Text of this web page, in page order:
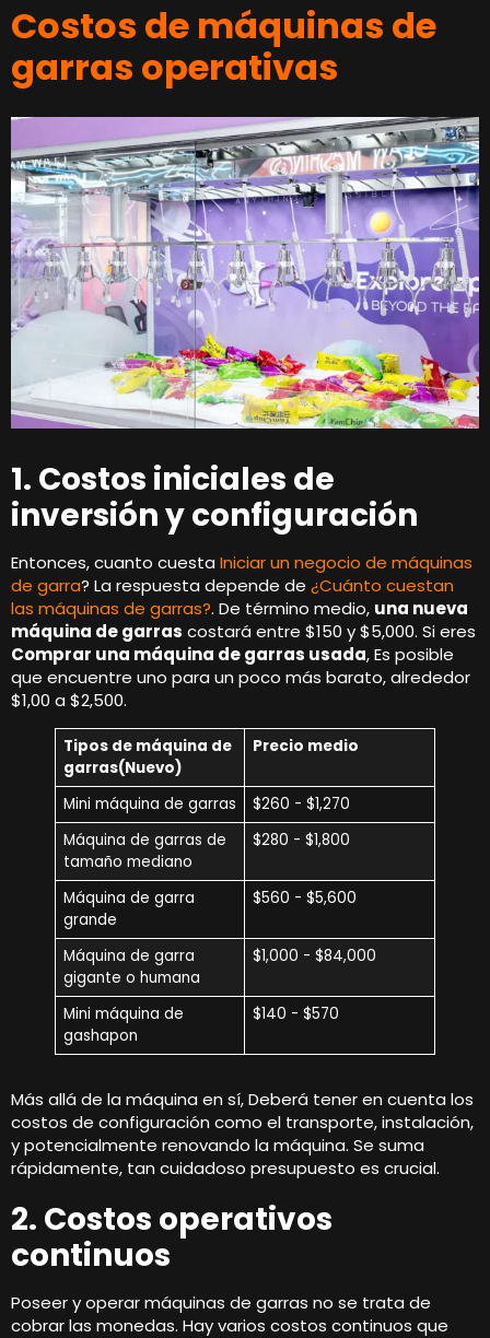
Costos de máquinas de
garras operativas
1. Costos iniciales de
inversión y configuración
Entonces, cuanto cuesta Iniciar un negocio de máquinas
de garra? La respuesta depende de ¿Cuánto cuestan
las máquinas de garras?. De término medio, una nueva
máquina de garras costará entre $150 y $5,000. Si eres
Comprar una máquina de garras usada, Es posible
que encuentre uno para un poco más barato, alrededor
$1,00 a $2,500.
Tipos de máquina de
garras(Nuevo)
Precio medio
Mini máquina de garras
$260 - $1,270
Máquina de garras de
tamaño mediano
$280 - $1,800
Máquina de garra
grande
$560 - $5,600
Máquina de garra
gigante o humana
$1,000 - $84,000
Mini máquina de
gashapon
$140 - $570
Más allá de la máquina en sí, Deberá tener en cuenta los
costos de configuración como el transporte, instalación,
y potencialmente renovando la máquina. Se suma
rápidamente, tan cuidadoso presupuesto es crucial.
2. Costos operativos
continuos
Poseer y operar máquinas de garras no se trata de
cobrar las monedas. Hay varios costos continuos que